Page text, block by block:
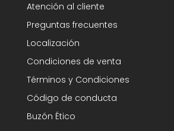
Atención al cliente
Preguntas frecuentes
Localización
Condiciones de venta
Términos y Condiciones
Código de conducta
Buzón Ético